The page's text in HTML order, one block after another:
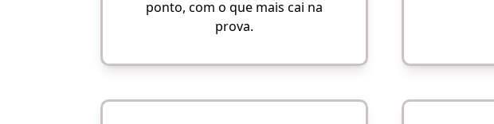
ponto, com o que mais cai na
prova.